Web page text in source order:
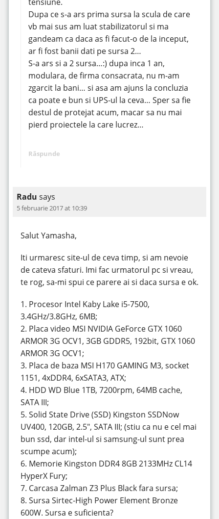
Dupa ce s-a ars prima sursa la scula de care
vb mai sus am luat stabilizatorul si ma
gandeam ca daca as fi facut-o de la inceput,
ar fi fost banii dati pe sursa 2…
S-a ars si a 2 sursa…:) dupa inca 1 an,
modulara, de firma consacrata, nu m-am
zgarcit la bani… si asa am ajuns la concluzia
ca poate e bun si UPS-ul la ceva… Sper sa fie
destul de protejat acum, macar sa nu mai
pierd proiectele la care lucrez…
Răspunde
Radu says
5 februarie 2017 at 10:39
Salut Yamasha,
Iti urmaresc site-ul de ceva timp, si am nevoie
de cateva sfaturi. Imi fac urmatorul pc si vreau,
te rog, sa-mi spui ce parere ai si daca sursa e ok.
1. Procesor Intel Kaby Lake i5-7500,
3.4GHz/3.8GHz, 6MB;
2. Placa video MSI NVIDIA GeForce GTX 1060
ARMOR 3G OCV1, 3GB GDDR5, 192bit, GTX 1060
ARMOR 3G OCV1;
3. Placa de baza MSI H170 GAMING M3, socket
1151, 4xDDR4, 6xSATA3, ATX;
4. HDD WD Blue 1TB, 7200rpm, 64MB cache,
SATA III;
5. Solid State Drive (SSD) Kingston SSDNow
UV400, 120GB, 2.5″, SATA III; (stiu ca nu e cel mai
bun ssd, dar intel-ul si samsung-ul sunt prea
scumpe acum);
6. Memorie Kingston DDR4 8GB 2133MHz CL14
HyperX Fury;
7. Carcasa Zalman Z3 Plus Black fara sursa;
8. Sursa Sirtec-High Power Element Bronze
600W. Sursa e suficienta?